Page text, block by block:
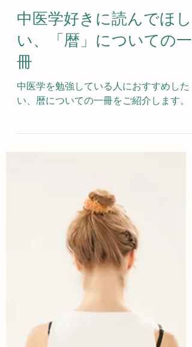
1 日前
読了時間: 2分
本棚
中医学好きに読んでほし
い、「暦」についての一
冊